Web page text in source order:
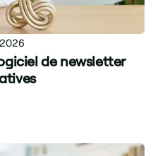
de newsletter